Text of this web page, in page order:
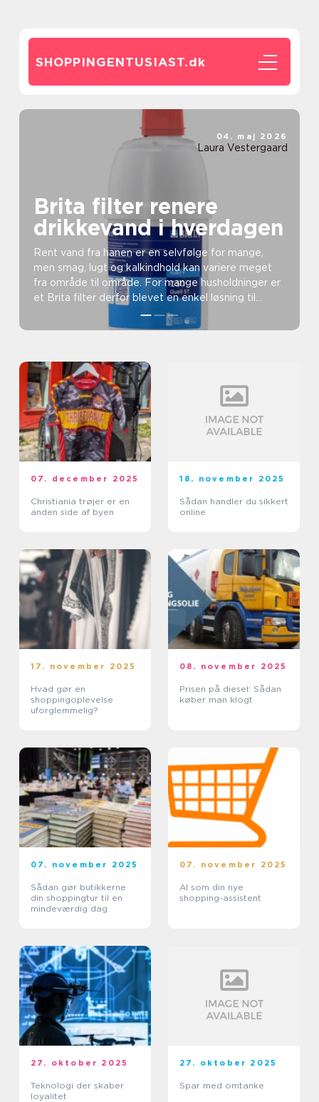
SHOPPINGENTUSIAST.dk
Brita filter renere
drikkevand i hverdagen
Rent vand fra hanen er en selvfølge for mange,
men smag, lugt og kalkindhold kan variere meget
fra område til område. For mange husholdninger er
et Brita filter derfor blevet en enkel løsning til
04. maj 2026
Laura Vestergaard
07. december 2025
Christiania trøjer er en
anden side af byen
18. november 2025
Sådan handler du sikkert
online
17. november 2025
Hvad gør en
shoppingoplevelse
uforglemmelig?
08. november 2025
Prisen på diesel: Sådan
køber man klogt
07. november 2025
Sådan gør butikkerne
din shoppingtur til en
mindeværdig dag
07. november 2025
AI som din nye
shopping-assistent
27. oktober 2025
Teknologi der skaber
loyalitet
27. oktober 2025
Spar med omtanke